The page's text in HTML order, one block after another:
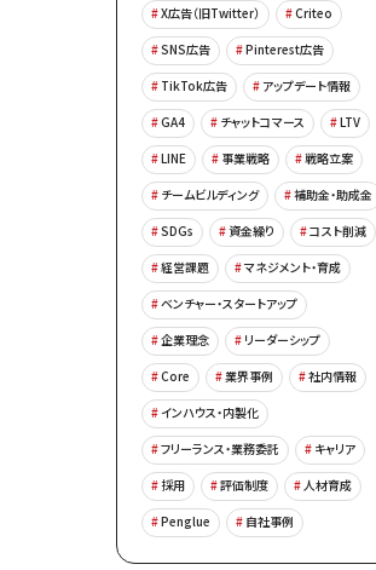
X広告（旧Twitter）
Criteo
SNS広告
Pinterest広告
TikTok広告
アップデート情報
GA4
チャットコマース
LTV
LINE
事業戦略
戦略立案
チームビルディング
補助金・助成金
SDGs
資金繰り
コスト削減
経営課題
マネジメント・育成
ベンチャー・スタートアップ
企業理念
リーダーシップ
Core
業界事例
社内情報
インハウス・内製化
フリーランス・業務委託
キャリア
採用
評価制度
人材育成
Penglue
自社事例